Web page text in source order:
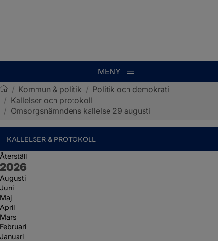
MENY
Sotenäs kommun
/ Kommun & politik / Politik och demokrati
/ Kallelser och protokoll
/ Omsorgsnämndens kallelse 29 augusti
KALLELSER & PROTOKOLL
Återställ
År:
2026
Augusti
Juni
Maj
April
Mars
Februari
Januari